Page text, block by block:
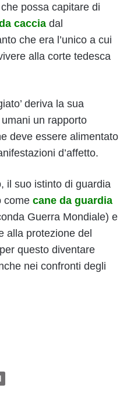
possa capitare di
caccia dal
che era l’unico a cui
alla corte tedesca
deriva la sua
un rapporto
deve essere alimentato
d’affetto.
il suo istinto di guardia
come cane da guardia
Guerra Mondiale) e
alla protezione del
questo diventare
nei confronti degli